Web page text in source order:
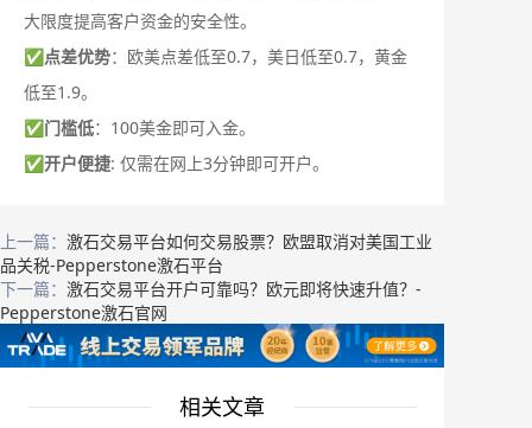
大限度提高客户资金的安全性。
✅点差优势：欧美点差低至0.7，美日低至0.7，黄金
低至1.9。
✅门槛低：100美金即可入金。
✅开户便捷: 仅需在网上3分钟即可开户。
上一篇： 激石交易平台如何交易股票？欧盟取消对美国工业
品关税-Pepperstone激石平台
下一篇： 激石交易平台开户可靠吗？欧元即将快速升值？-
Pepperstone激石官网
相关文章